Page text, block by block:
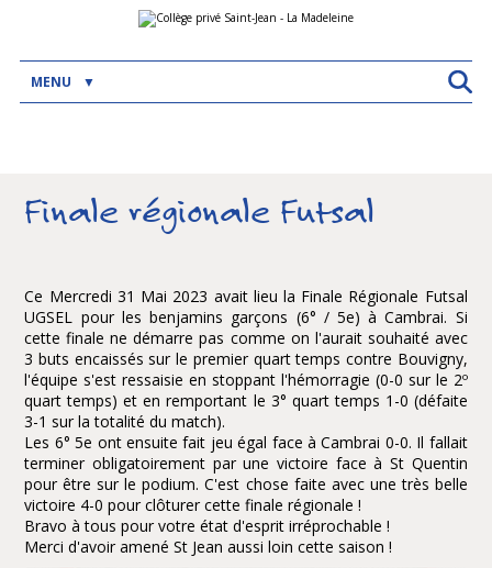
|
AllerMENU
Finale régionale Futsal
Ce Mercredi 31 Mai 2023 avait lieu la Finale Régionale Futsal
UGSEL pour les benjamins garçons (6° / 5e) à Cambrai. Si
cette finale ne démarre pas comme on l'aurait souhaité avec
3 buts encaissés sur le premier quart temps contre Bouvigny,
l'équipe s'est ressaisie en stoppant l'hémorragie (0-0 sur le 2º
quart temps) et en remportant le 3° quart temps 1-0 (défaite
3-1 sur la totalité du match).
Les 6° 5e ont ensuite fait jeu égal face à Cambrai 0-0. Il fallait
terminer obligatoirement par une victoire face à St Quentin
pour être sur le podium. C'est chose faite avec une très belle
victoire 4-0 pour clôturer cette finale régionale !
Bravo à tous pour votre état d'esprit irréprochable !
Merci d'avoir amené St Jean aussi loin cette saison !